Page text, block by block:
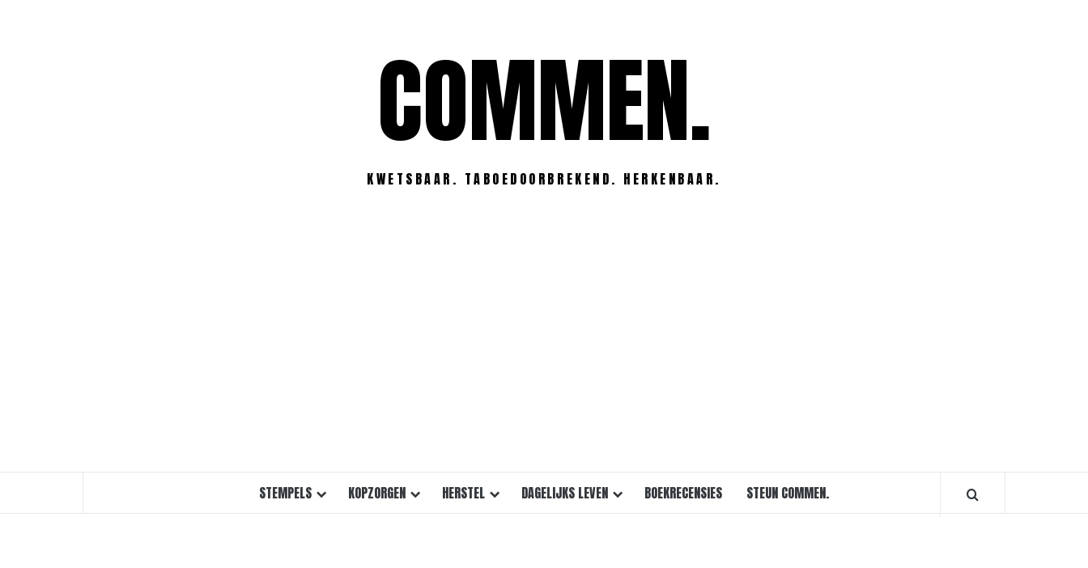
COMMEN.
KWETSBAAR. TABOEDOORBREKEND. HERKENBAAR.
STEMPELS KOPZORGEN HERSTEL DAGELIJKS LEVEN BOEKRECENSIES STEUN COMMEN.